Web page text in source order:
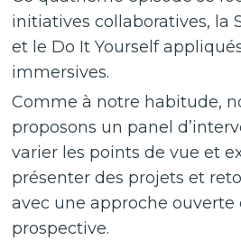
initiatives collaboratives, la
et le Do It Yourself
immersives.
Comme à notre habitude,
proposons un panel
varier les points de vue et
présenter des projets et
avec une approche
prospective.